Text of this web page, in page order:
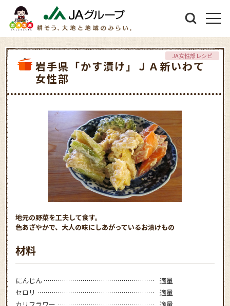
岩手県「かす漬け」ＪＡ新いわて
女性部
JA女性部レシピ
地元の野菜を工夫して食す。
色あざやかで、大人の味にしあがっているお漬けもの
材料
にんじん
適量
セロリ
適量